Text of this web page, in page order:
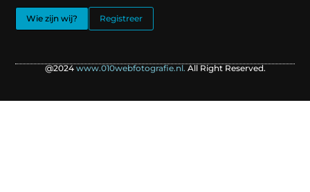
Wie zijn wij? Registreer
@2024 www.010webfotografie.nl. All Right Reserved.